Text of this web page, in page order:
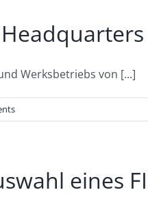
Werksbetriebs von [...]
eines